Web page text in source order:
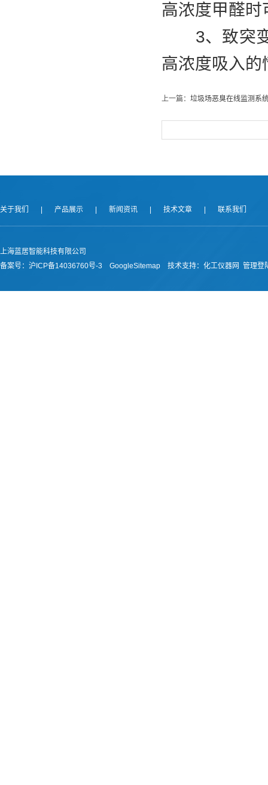
高浓度甲醛时
3、致突变
高浓度吸入
上一篇： 垃圾场恶臭在线监测系
关于我们 产品展示 新闻资讯 技术文章 联系我们
上海蓝居智能科技有限公司
备案号： 沪ICP备14036760号-3 GoogleSitemap 技术支持： 化工仪器网 管理登